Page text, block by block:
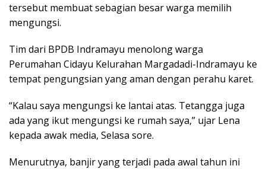
tersebut membuat sebagian besar warga memilih
mengungsi.
Tim dari BPDB Indramayu menolong warga
Perumahan Cidayu Kelurahan Margadadi-Indramayu ke
tempat pengungsian yang aman dengan perahu karet.
“Kalau saya mengungsi ke lantai atas. Tetangga juga
ada yang ikut mengungsi ke rumah saya,” ujar Lena
kepada awak media, Selasa sore.
Menurutnya, banjir yang terjadi pada awal tahun ini